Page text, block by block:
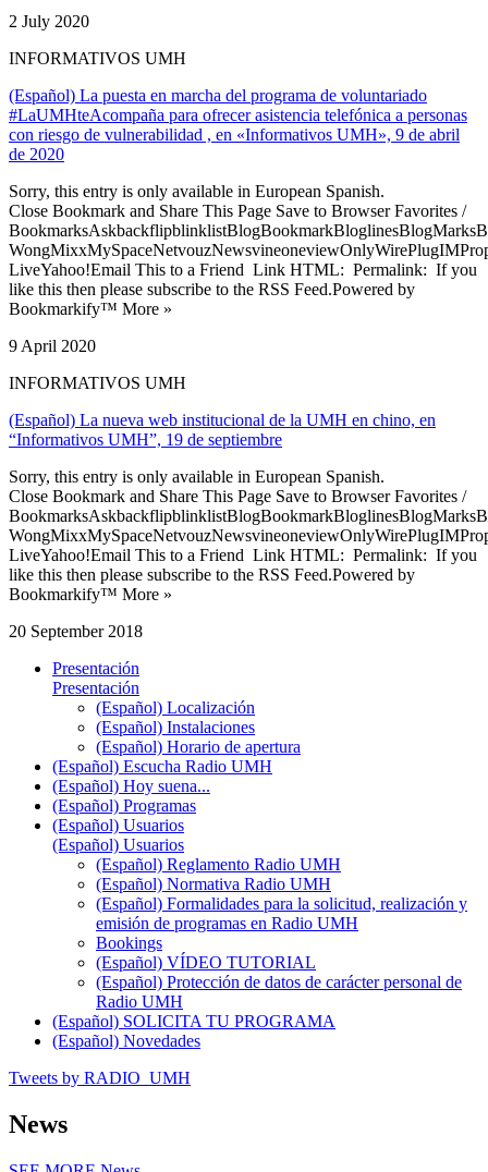
2 July 2020
INFORMATIVOS UMH
(Español) La puesta en marcha del programa de voluntariado
#LaUMHteAcompaña para ofrecer asistencia telefónica a personas
con riesgo de vulnerabilidad , en «Informativos UMH», 9 de abril
de 2020
Sorry, this entry is only available in European Spanish.
Close Bookmark and Share This Page Save to Browser Favorites /
LiveYahoo!Email This to a Friend Link HTML: Permalink: If you
like this then please subscribe to the RSS Feed.Powered by
Bookmarkify™ More »
9 April 2020
INFORMATIVOS UMH
(Español) La nueva web institucional de la UMH en chino, en
“Informativos UMH”, 19 de septiembre
Sorry, this entry is only available in European Spanish.
Close Bookmark and Share This Page Save to Browser Favorites /
LiveYahoo!Email This to a Friend Link HTML: Permalink: If you
like this then please subscribe to the RSS Feed.Powered by
Bookmarkify™ More »
20 September 2018
Presentación
Presentación
(Español) Localización
(Español) Instalaciones
(Español) Horario de apertura
(Español) Escucha Radio UMH
(Español) Hoy suena...
(Español) Programas
(Español) Usuarios
(Español) Usuarios
(Español) Reglamento Radio UMH
(Español) Normativa Radio UMH
(Español) Formalidades para la solicitud, realización y
emisión de programas en Radio UMH
Bookings
(Español) VÍDEO TUTORIAL
(Español) Protección de datos de carácter personal de
Radio UMH
(Español) SOLICITA TU PROGRAMA
(Español) Novedades
Tweets by RADIO_UMH
News